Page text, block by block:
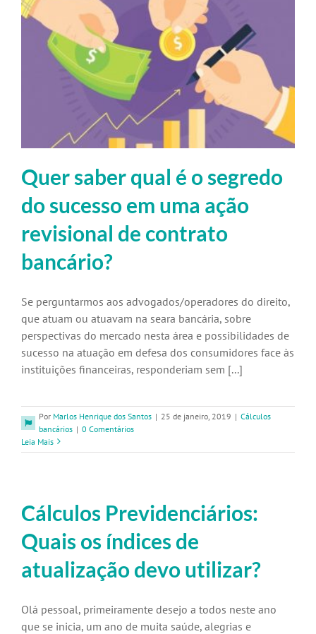
Quer saber qual é o segredo
do sucesso em uma ação
revisional de contrato
bancário?
Se perguntarmos aos advogados/operadores do direito,
que atuam ou atuavam na seara bancária, sobre
perspectivas do mercado nesta área e possibilidades de
sucesso na atuação em defesa dos consumidores face às
instituições financeiras, responderiam sem [...]
Por Marlos Henrique dos Santos | 25 de janeiro, 2019 | Cálculos
bancários | 0 Comentários
Leia Mais
Cálculos Previdenciários:
Quais os índices de
atualização devo utilizar?
Olá pessoal, primeiramente desejo a todos neste ano
que se inicia, um ano de muita saúde, alegrias e